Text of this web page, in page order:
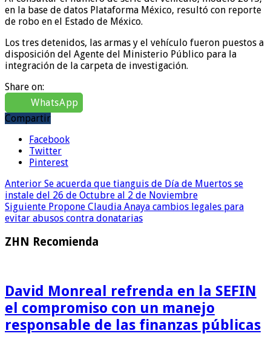
en la base de datos Plataforma México, resultó con reporte
de robo en el Estado de México.
Los tres detenidos, las armas y el vehículo fueron puestos a
disposición del Agente del Ministerio Público para la
integración de la carpeta de investigación.
Share on:
WhatsApp
Compartir
Facebook
Twitter
Pinterest
Anterior Se acuerda que tianguis de Día de Muertos se
instale del 26 de Octubre al 2 de Noviembre
Siguiente Propone Claudia Anaya cambios legales para
evitar abusos contra donatarias
ZHN Recomienda
David Monreal refrenda en la SEFIN
el compromiso con un manejo
responsable de las finanzas públicas